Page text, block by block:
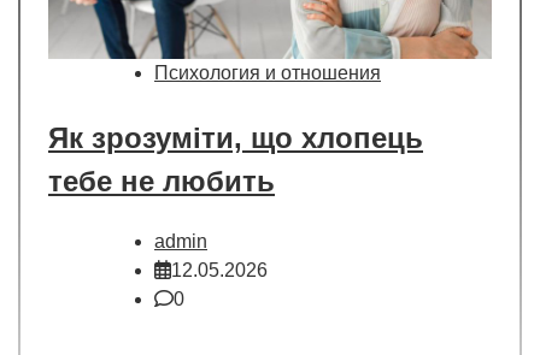
Психология и отношения
Як зрозуміти, що хлопець
тебе не любить
admin
12.05.2026
0